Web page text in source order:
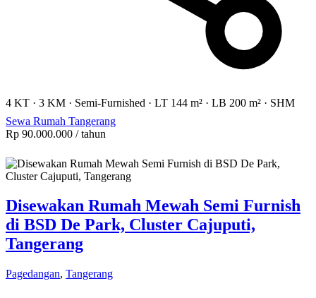
4 KT · 3 KM · Semi-Furnished · LT 144 m² · LB 200 m² · SHM
Sewa Rumah Tangerang
Rp 90.000.000 / tahun
Disewakan Rumah Mewah Semi Furnish
di BSD De Park, Cluster Cajuputi,
Tangerang
Pagedangan, Tangerang